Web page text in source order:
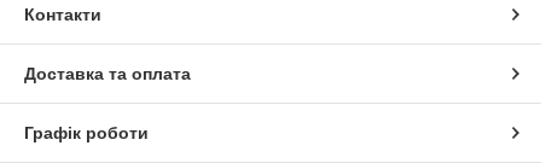
Контакти
Доставка та оплата
Графік роботи